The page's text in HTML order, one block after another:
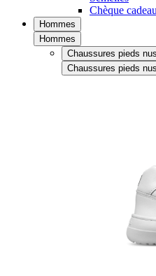
Chèque cadeau
Hommes
Hommes
Chaussures pieds nus
Chaussures pieds nus